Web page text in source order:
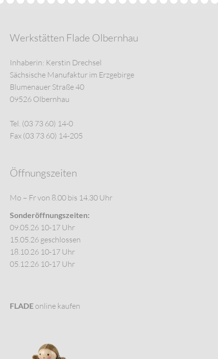
Werkstätten Flade Olbernhau
Inhaberin: Kerstin Drechsel
Sächsische Manufaktur im Erzgebirge
Blumenauer Straße 40
09526 Olbernhau
Tel. (03 73 60) 14-0
Fax (03 73 60) 14-205
Öffnungszeiten
Mo – Fr von 8.00 bis 14.30 Uhr
Sonderöffnungszeiten:
09.05.26 10-17 Uhr
15.05.26 geschlossen
18.10.26 10-17 Uhr
05.12.26 10-17 Uhr
FLADE online kaufen